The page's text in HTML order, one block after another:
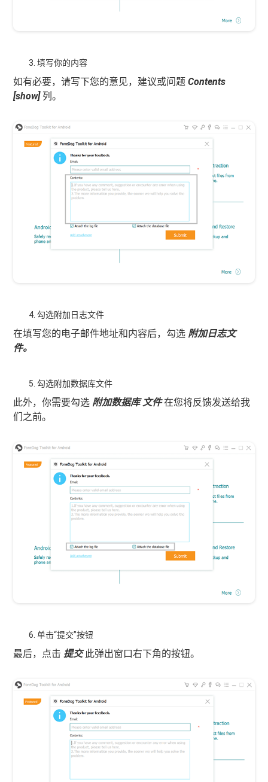
填写你的内容
如有必要，请写下您的意见，建议或问题Contents
[show] 列。
勾选附加日志文件
在填写您的电子邮件地址和内容后，勾选 附加日志文
件。
勾选附加数据库文件
此外，你需要勾选 附加数据库 文件在您将反馈发送给我
们之前。
单击“提交”按钮
最后，点击 提交此弹出窗口右下角的按钮。